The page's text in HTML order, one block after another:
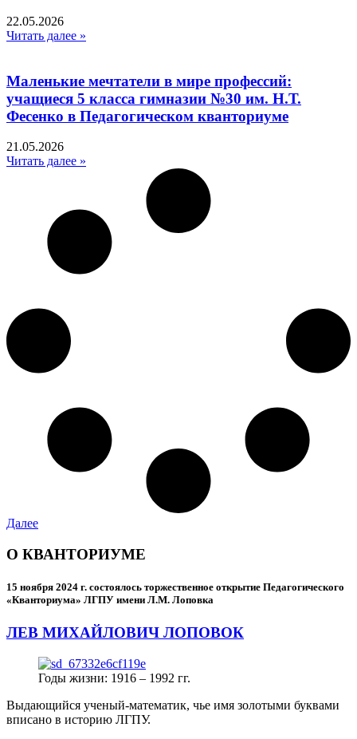
22.05.2026
Читать далее »
Маленькие мечтатели в мире профессий:
учащиеся 5 класса гимназии №30 им. Н.Т.
Фесенко в Педагогическом кванториуме
21.05.2026
Читать далее »
Далее
О КВАНТОРИУМЕ
15 ноября 2024 г. состоялось торжественное открытие Педагогического
«Кванториума» ЛГПУ имени Л.М. Лоповка
ЛЕВ МИХАЙЛОВИЧ ЛОПОВОК
Годы жизни: 1916 – 1992 гг.
Выдающийся ученый-математик, чье имя золотыми буквами
вписано в историю ЛГПУ.